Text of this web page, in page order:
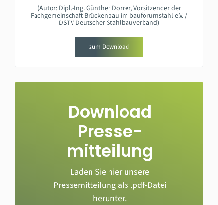
(Autor: Dipl.-Ing. Günther Dorrer, Vorsitzender der
Fachgemeinschaft Brückenbau im bauforumstahl e.V. /
DSTV Deutscher Stahlbauverband)
zum Download
Download
Presse­
mitteilung
Laden Sie hier unsere
Pressemitteilung als .pdf-Datei
herunter.